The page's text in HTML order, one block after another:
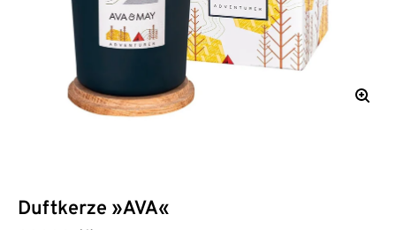
Duftkerze »AVA«